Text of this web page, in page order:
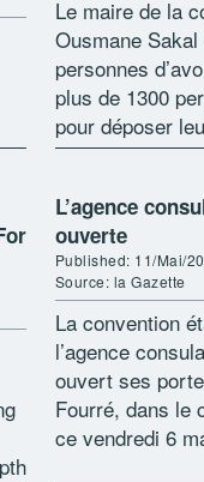
Le maire de la
Ousmane
personnes
plus de 1300
pour déposer
équipes du
L’agence
ouverte
Published: 11/Mai/
Source: la Gazette
La convention
l’agence
ouvert ses
Fourré, dans le
ce vendredi 6